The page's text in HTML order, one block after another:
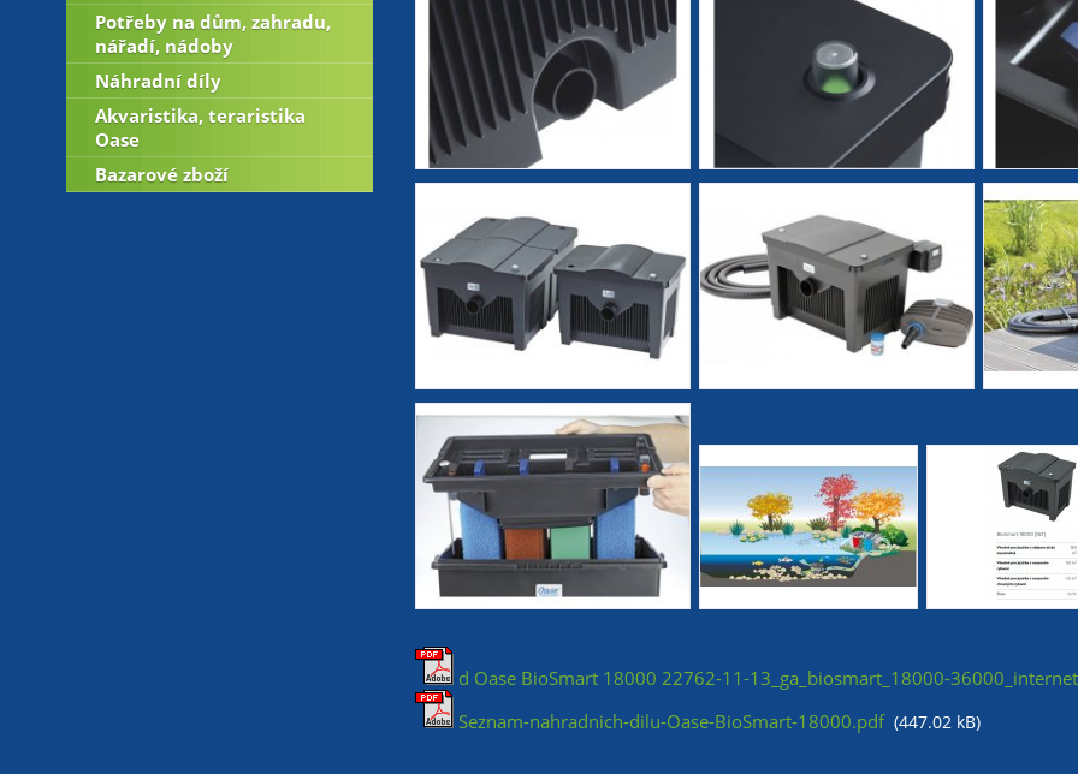
d Oase BioSmart 18000 22762-11-13_ga_biosmart_18000-
Seznam-nahradnich-dilu-Oase-BioSmart-18000.pdf (447.02 kB)
Potřeby na dům, zahradu,
nářadí, nádoby
Náhradní díly
Akvaristika, teraristika
Oase
Bazarové zboží